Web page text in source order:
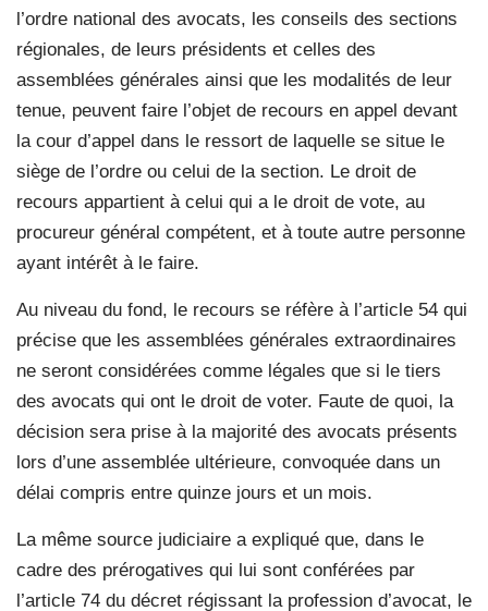
l’ordre national des avocats, les conseils des sections
régionales, de leurs présidents et celles des
assemblées générales ainsi que les modalités de leur
tenue, peuvent faire l’objet de recours en appel devant
la cour d’appel dans le ressort de laquelle se situe le
siège de l’ordre ou celui de la section. Le droit de
recours appartient à celui qui a le droit de vote, au
procureur général compétent, et à toute autre personne
ayant intérêt à le faire.
Au niveau du fond, le recours se réfère à l’article 54 qui
précise que les assemblées générales extraordinaires
ne seront considérées comme légales que si le tiers
des avocats qui ont le droit de voter. Faute de quoi, la
décision sera prise à la majorité des avocats présents
lors d’une assemblée ultérieure, convoquée dans un
délai compris entre quinze jours et un mois.
La même source judiciaire a expliqué que, dans le
cadre des prérogatives qui lui sont conférées par
l’article 74 du décret régissant la profession d’avocat, le